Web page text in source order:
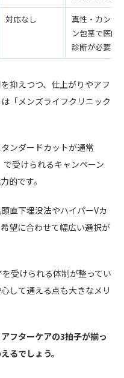
対応なし
真性・カント
ン包茎で医師
診断が必要
抑えつつ、仕上がりやアフ
「メンズライフクリニック
ンダードカットが通常
受けられるキャンペーン
的です。
直下埋没法やハイパーVカ
望に合わせて幅広い選択が
受けられる体制が整ってい
して通える点も大きなメリ
フターケアの3拍子が揃っ
るでしょう。